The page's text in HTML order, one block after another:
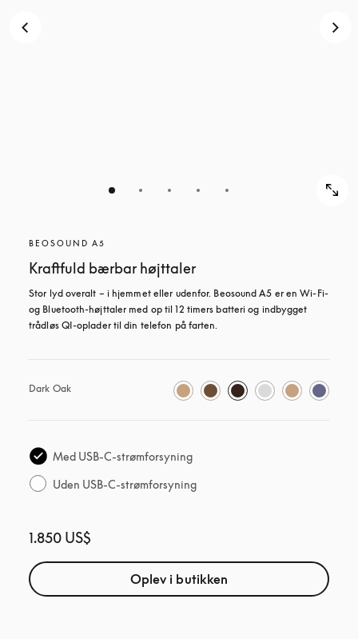
BEOSOUND A5
Kraftfuld bærbar højttaler
Stor lyd overalt – i hjemmet eller udenfor. Beosound A5 er en Wi-Fi-
og Bluetooth-højttaler med op til 12 timers batteri og indbygget
trådløs QI-oplader til din telefon på farten.
Dark Oak
Med USB-C-strømforsyning
Uden USB-C-strømforsyning
1.850 US$
Oplev i butikken